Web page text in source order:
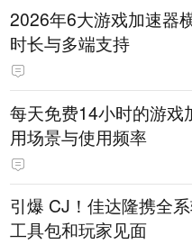
2026年6大游戏加速器
时长与多端支持
每天免费14小时的游戏
用场景与使用频率
引爆 CJ！佳达隆携全
工具包和玩家见面